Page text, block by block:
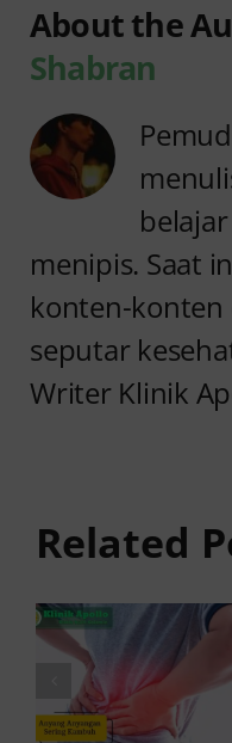
About the
Shabran
menipis. Saat
konten-konten
seputar
Writer Klinik
Related
Sering
Kambuh
dan Cara
Atasinya